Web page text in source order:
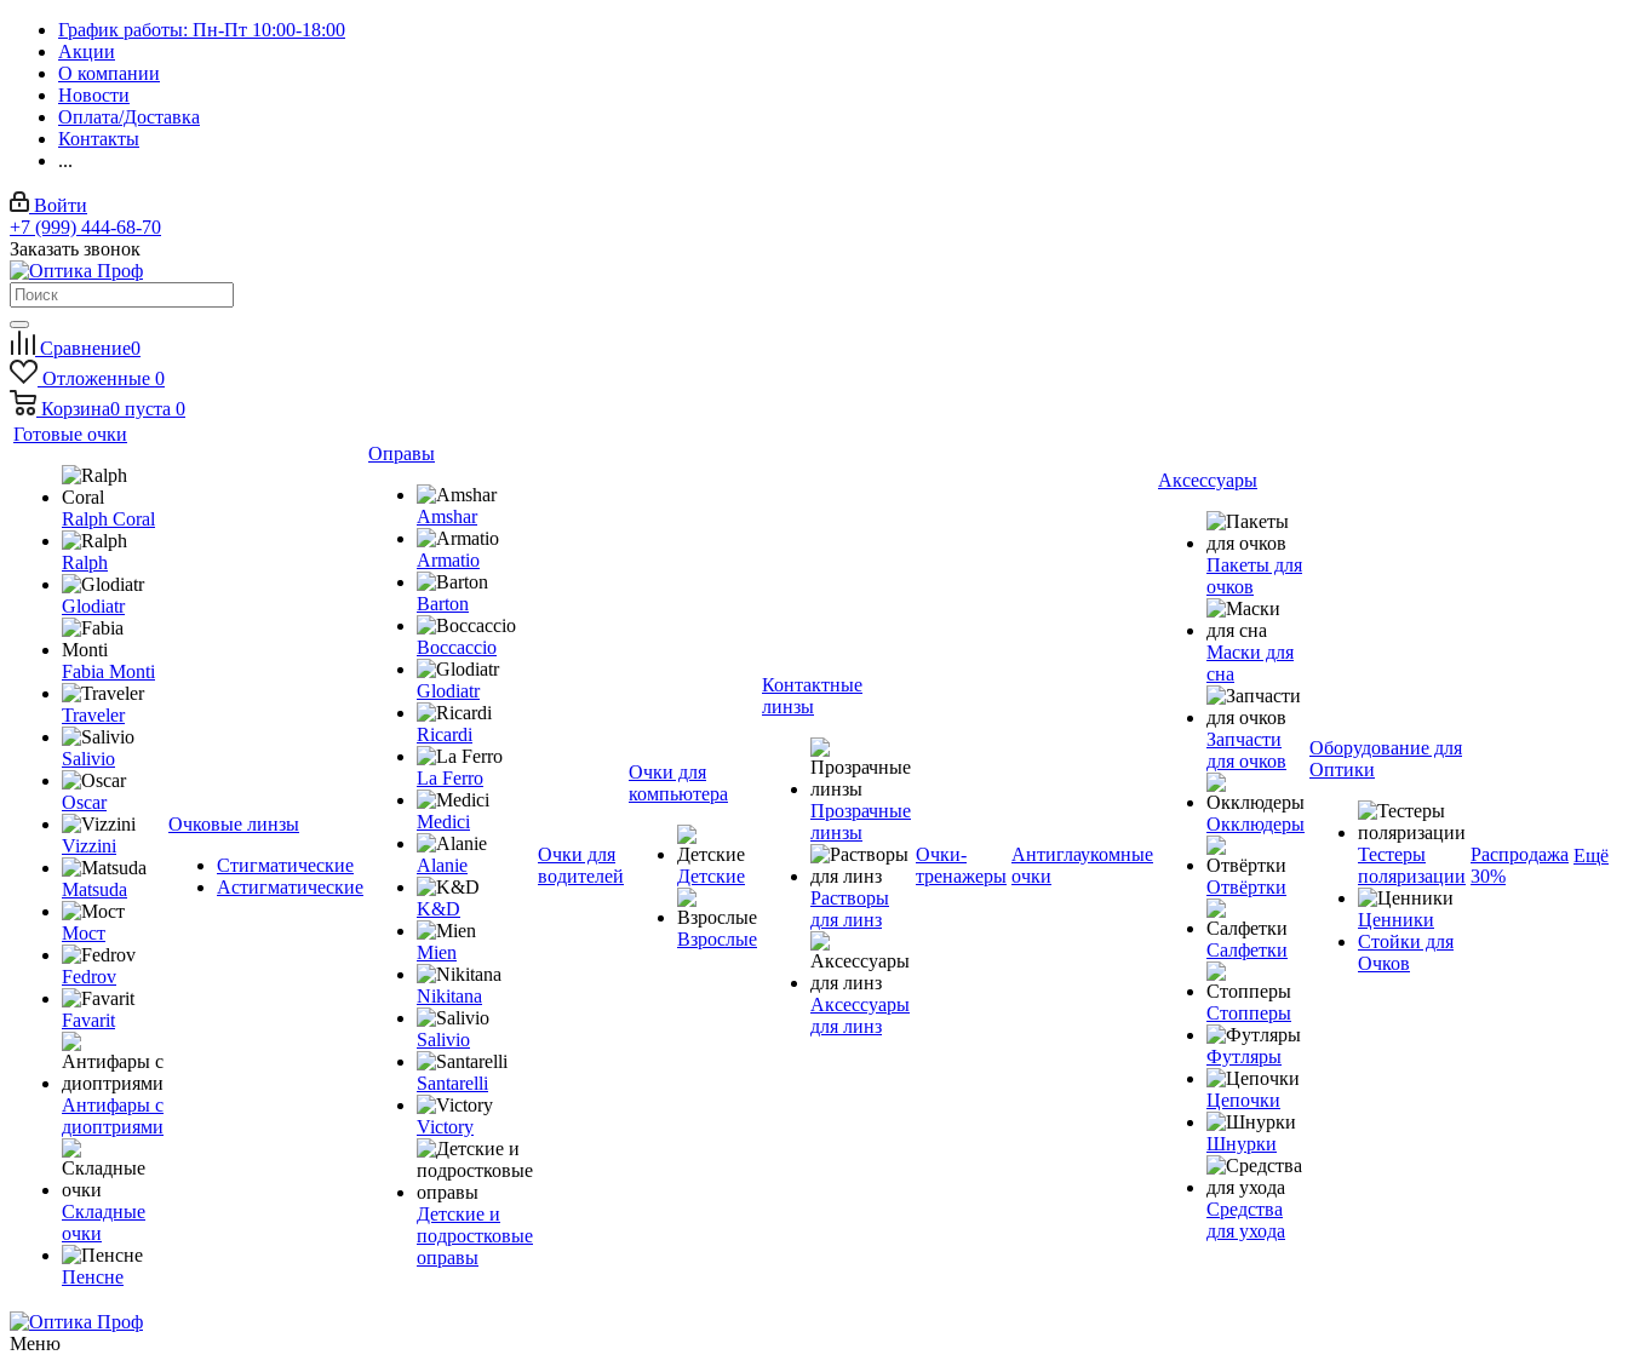
График работы: Пн-Пт 10:00-18:00
Акции
О компании
Новости
Оплата/Доставка
Контакты
...
Войти
+7 (999) 444-68-70
Заказать звонок
Сравнение0
Отложенные 0
Корзина0 пуста 0
Готовые очки
Ralph Coral
Ralph
Glodiatr
Fabia Monti
Traveler
Salivio
Oscar
Vizzini
Matsuda
Мост
Fedrov
Favarit
Антифары с
диоптриями
Складные
очки
Пенсне
Очковые линзы
Стигматические
Астигматические
Оправы
Amshar
Armatio
Barton
Boccaccio
Glodiatr
Ricardi
La Ferro
Medici
Alanie
K&D
Mien
Nikitana
Salivio
Santarelli
Victory
Детские и
подростковые
оправы
Очки для
водителей
Очки для
компьютера
Детские
Взрослые
Контактные
линзы
Прозрачные
линзы
Растворы
для линз
Аксессуары
для линз
Очки-
тренажеры
Антиглаукомные
очки
Аксессуары
Пакеты для
очков
Маски для
сна
Запчасти
для очков
Окклюдеры
Отвёртки
Салфетки
Стопперы
Футляры
Цепочки
Шнурки
Средства
для ухода
Оборудование для
Оптики
Тестеры
поляризации
Ценники
Стойки для
Очков
Распродажа
30%
Ещё
Меню